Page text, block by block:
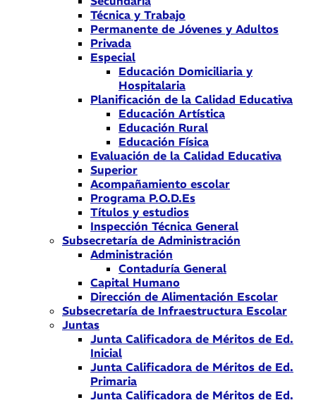
Técnica y Trabajo
Permanente de Jóvenes y Adultos
Privada
Especial
Educación Domiciliaria y
Hospitalaria
Planificación de la Calidad Educativa
Educación Artística
Educación Rural
Educación Física
Evaluación de la Calidad Educativa
Superior
Acompañamiento escolar
Programa P.O.D.Es
Títulos y estudios
Inspección Técnica General
Subsecretaría de Administración
Administración
Contaduría General
Capital Humano
Dirección de Alimentación Escolar
Subsecretaría de Infraestructura Escolar
Juntas
Junta Calificadora de Méritos de Ed.
Inicial
Junta Calificadora de Méritos de Ed.
Primaria
Junta Calificadora de Méritos de Ed.